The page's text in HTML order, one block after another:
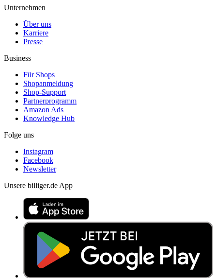
Unternehmen
Über uns
Karriere
Presse
Business
Für Shops
Shopanmeldung
Shop-Support
Partnerprogramm
Amazon Ads
Knowledge Hub
Folge uns
Instagram
Facebook
Newsletter
Unsere billiger.de App